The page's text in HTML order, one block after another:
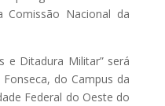
Comissão Nacional da
e Ditadura Militar” será
do Campus da
Federal do Oeste do